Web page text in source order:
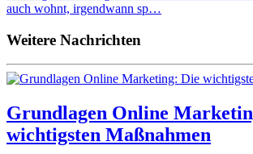
auch wohnt, irgendwann sp…
Weitere Nachrichten
Grundlagen Online
wichtigsten Maßnahmen